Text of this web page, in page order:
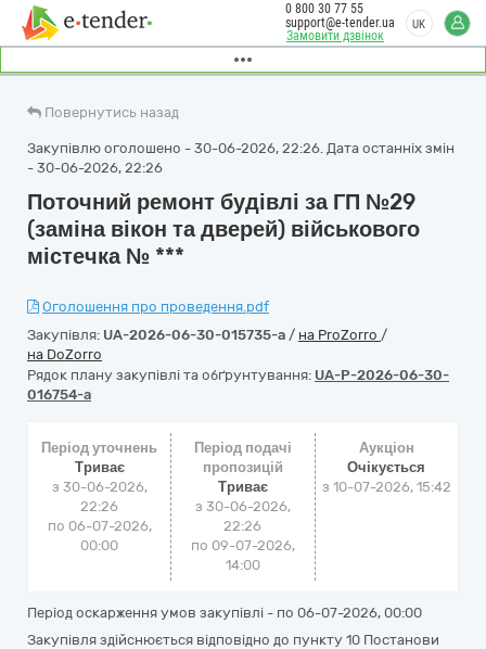
Замовити дзвінок
0 800 30 77 55
support@e-tender.ua
UK
Повернутись назад
Закупівлю оголошено - 30-06-2026, 22:26. Дата останніх змін
- 30-06-2026, 22:26
Поточний ремонт будівлі за ГП №29
(заміна вікон та дверей) військового
містечка № ***
Оголошення про проведення.pdf
Закупівля: UA-2026-06-30-015735-a / на ProZorro /
на DoZorro
Рядок плану закупівлі та обґрунтування: UA-P-2026-06-30-
016754-a
Період уточнень
Триває
з 30-06-2026,
22:26
по 06-07-2026,
00:00
Період подачі
пропозицій
Триває
з 30-06-2026,
22:26
по 09-07-2026,
14:00
Аукціон
Очікується
з 10-07-2026, 15:42
Період оскарження умов закупівлі - по 06-07-2026, 00:00
Закупівля здійснюється відповідно до пункту 10 Постанови